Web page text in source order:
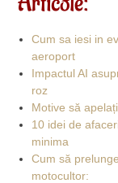
Cum sa iesi in
aeroport
Impactul AI
roz
Motive să
10 idei de
minima
Cum să
motocultor: